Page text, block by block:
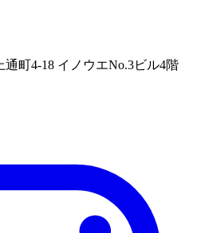
町4-18 イノウエNo.3ビル4階